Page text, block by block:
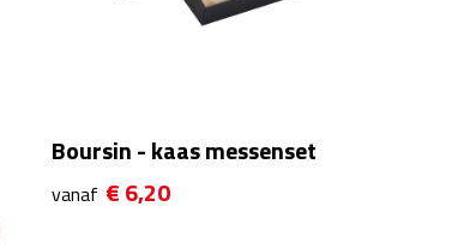
Boursin - kaas messenset
vanaf € 6,20